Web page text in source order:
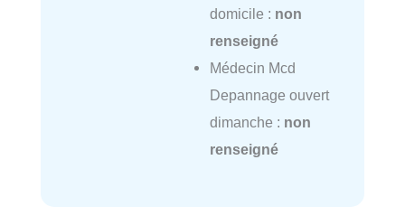
domicile : non
renseigné
Médecin Mcd
Depannage ouvert
dimanche : non
renseigné